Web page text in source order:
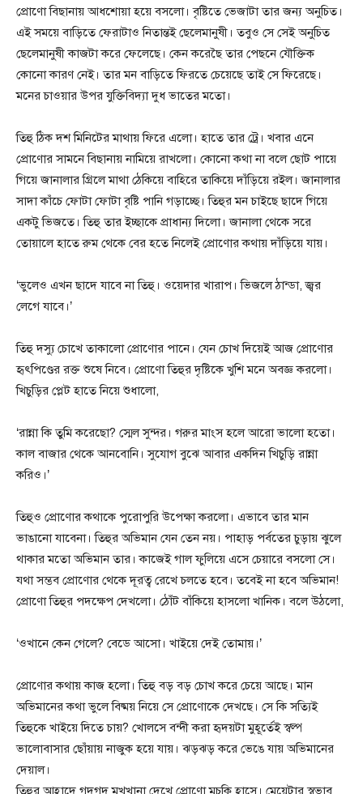
প্রোণো বিছানায় আধশোয়া হয়ে বসলো। বৃষ্টিতে ভেজাটা তার জন্য অনুচিত।
এই সময়ে বাড়িতে ফেরাটাও নিতান্তই ছেলেমানুষী। তবুও সে সেই অনুচিত
ছেলেমানুষী কাজটা করে ফেলেছে। কেন করেছৈ তার পেছনে যৌক্তিক
কোনো কারণ নেই। তার মন বাড়িতে ফিরতে চেয়েছে তাই সে ফিরেছে।
মনের চাওয়ার উপর যুক্তিবিদ্যা দুধ ভাতের মতো।
তিহু ঠিক দশ মিনিটের মাথায় ফিরে এলো। হাতে তার ট্রে। খবার এনে
প্রোণোর সামনে বিছানায় নামিয়ে রাখলো। কোনো কথা না বলে ছোট পায়ে
গিয়ে জানালার গ্রিলে মাথা ঠেকিয়ে বাহিরে তাকিয়ে দাঁড়িয়ে রইল। জানালার
সাদা কাঁচে ফোটা ফোটা বৃষ্টি পানি গড়াচ্ছে। তিহুর মন চাইছে ছাদে গিয়ে
একটু ভিজতে। তিহু তার ইচ্ছাকে প্রাধান্য দিলো। জানালা থেকে সরে
তোয়ালে হাতে রুম থেকে বের হতে নিলেই প্রোণোর কথায় দাঁড়িয়ে যায়।
‘ভুলেও এখন ছাদে যাবে না তিহু। ওয়েদার খারাপ। ভিজলে ঠান্ডা, জ্বর
লেগে যাবে।’
তিহু দস্যু চোখে তাকালো প্রোণোর পানে। যেন চোখ দিয়েই আজ প্রোণোর
হৃৎপিণ্ডের রক্ত শুষে নিবে। প্রোণো তিহুর দৃষ্টিকে খুশি মনে অবজ্ঞ করলো।
খিচুড়ির প্লেট হাতে নিয়ে শুধালো,
‘রান্না কি তুমি করেছো? স্মেল সুন্দর। গরুর মাংস হলে আরো ভালো হতো।
কাল বাজার থেকে আনবোনি। সুযোগ বুঝে আবার একদিন খিচুড়ি রান্না
করিও।’
তিহুও প্রোণোর কথাকে পুরোপুরি উপেক্ষা করলো। এভাবে তার মান
ভাঙানো যাবেনা। তিহুর অভিমান যেন তেন নয়। পাহাড় পর্বতের চুড়ায় ঝুলে
থাকার মতো অভিমান তার। কাজেই গাল ফুলিয়ে এসে চেয়ারে বসলো সে।
যথা সম্ভব প্রোণোর থেকে দূরত্ব রেখে চলতে হবে। তবেই না হবে অভিমান!
প্রোণো তিহুর পদক্ষেপ দেখলো। ঠোঁট বাঁকিয়ে হাসলো খানিক। বলে উঠলো,
‘ওখানে কেন গেলে? বেডে আসো। খাইয়ে দেই তোমায়।’
প্রোণোর কথায় কাজ হলো। তিহু বড় বড় চোখ করে চেয়ে আছে। মান
অভিমানের কথা ভুলে বিষ্ময় নিয়ে সে প্রোণোকে দেখছে। সে কি সত্যিই
তিহুকে খাইয়ে দিতে চায়? খোলসে বন্দী করা হৃদয়টা মুহূর্তেই স্বল্প
ভালোবাসার ছোঁয়ায় নাজুক হয়ে যায়। ঝড়ঝড় করে ভেঙে যায় অভিমানের
দেয়াল।